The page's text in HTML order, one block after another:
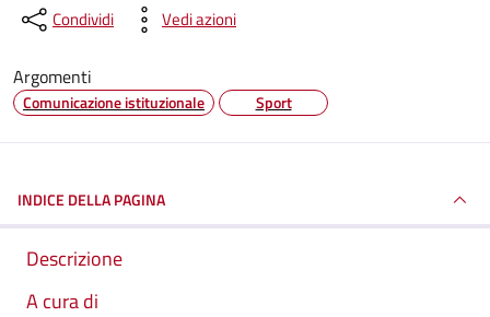
Condividi Vedi azioni
Argomenti
Comunicazione istituzionale Sport
INDICE DELLA PAGINA
Descrizione
A cura di